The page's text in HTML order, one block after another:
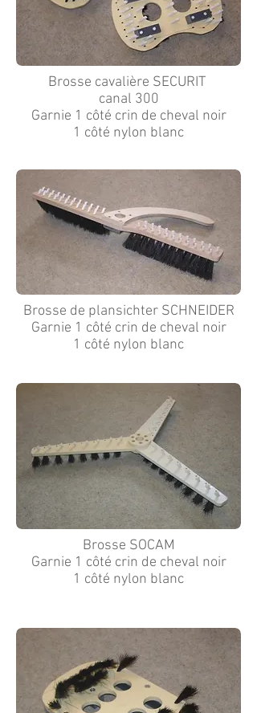
Brosse cavalière SECURIT
canal 300
Garnie 1 côté crin de cheval noir
1 côté nylon blanc
Brosse de plansichter SCHNEIDER
Garnie 1 côté crin de cheval noir
1 côté nylon blanc
Brosse SOCAM
Garnie 1 côté crin de cheval noir
1 côté nylon blanc